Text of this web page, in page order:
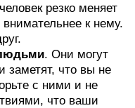
резко меняет
к нему.
. Они могут
заметят, что вы не
с ними и не
что ваши